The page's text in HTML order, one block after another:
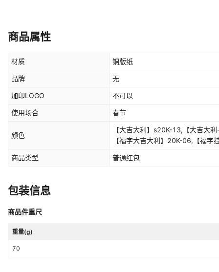
商品属性
材质 铜版纸
品牌 无
加印LOGO 不可以
使用场合 春节
颜色
【大吉大利】s20K-13,【大吉大
【福字大吉大利】20K-06,【福
s20K-16,【万事如意】20K-17,【
商品类型 普通红包
包装信息
商品件重尺
重量(g)
70